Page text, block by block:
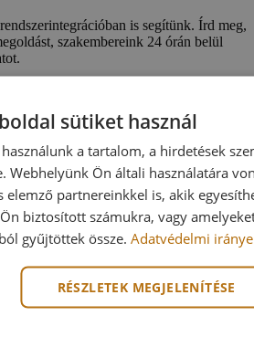
is segítünk. Írd meg,
szakembereink 24 órán belül
sütiket használ
a tartalom, a hirdetések
Webhelyünk Ön általi használatára
elemző partnereinkkel is, akik
biztosított számukra, vagy
gyűjtöttek össze.Adatvédelmi
RÉSZLETEK MEGJELENÍTÉSE